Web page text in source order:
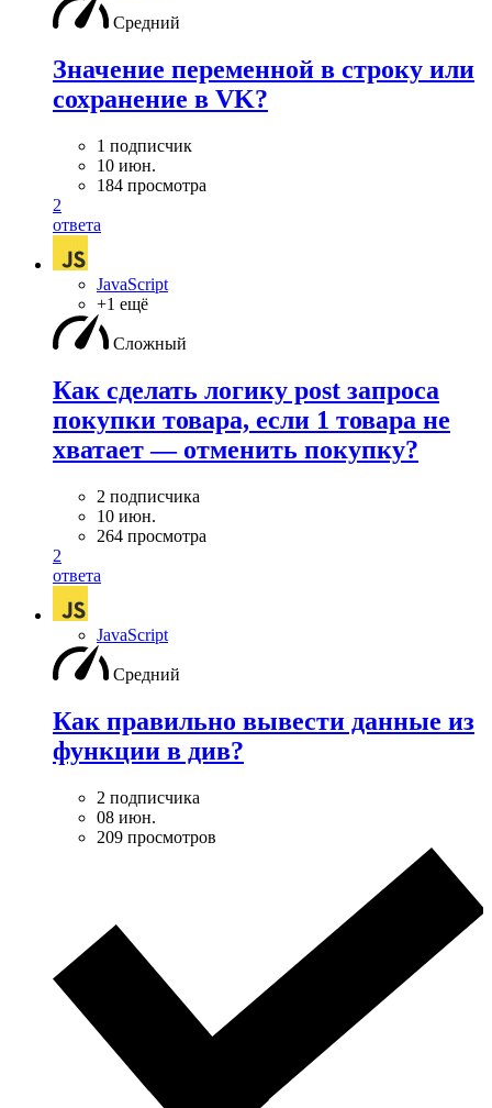
Средний
Значение переменной в строку или
сохранение в VK?
1 подписчик
10 июн.
184 просмотра
2
ответа
JavaScript
+1 ещё
Сложный
Как сделать логику post запроса
покупки товара, если 1 товара не
хватает — отменить покупку?
2 подписчика
10 июн.
264 просмотра
2
ответа
JavaScript
Средний
Как правильно вывести данные из
функции в див?
2 подписчика
08 июн.
209 просмотров